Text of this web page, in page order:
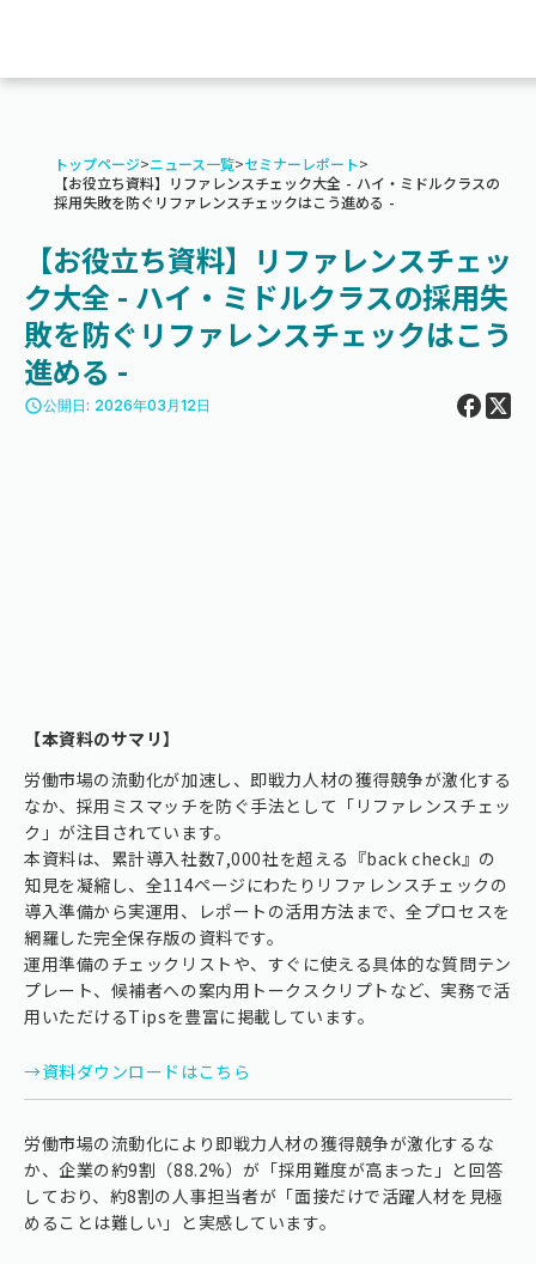
トップページ>ニュース一覧>セミナーレポート>
【お役立ち資料】リファレンスチェック大全 - ハイ・ミドルクラスの
採用失敗を防ぐリファレンスチェックはこう進める -
【お役立ち資料】リファレンスチェッ
ク大全 - ハイ・ミドルクラスの採用失
敗を防ぐリファレンスチェックはこう
進める -
access_time公開日: 2026年03月12日
【本資料のサマリ】
労働市場の流動化が加速し、即戦力人材の獲得競争が激化する
なか、採用ミスマッチを防ぐ手法として「リファレンスチェッ
ク」が注目されています。
本資料は、累計導入社数7,000社を超える『back check』の
知見を凝縮し、全114ページにわたりリファレンスチェックの
導入準備から実運用、レポートの活用方法まで、全プロセスを
網羅した完全保存版の資料です。
運用準備のチェックリストや、すぐに使える具体的な質問テン
プレート、候補者への案内用トークスクリプトなど、実務で活
用いただけるTipsを豊富に掲載しています。
→資料ダウンロードはこちら
労働市場の流動化により即戦力人材の獲得競争が激化するな
か、企業の約9割（88.2%）が「採用難度が高まった」と回答
しており、約8割の人事担当者が「面接だけで活躍人材を見極
めることは難しい」と実感しています。